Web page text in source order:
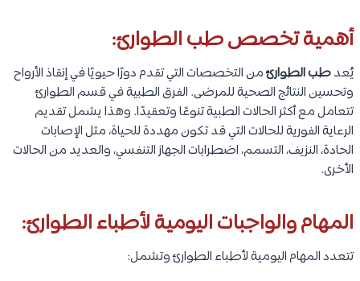
أهمية تخصص طب الطوارئ:
يُعدطب الطوارئمن التخصصات التي تقدم دورًا حيويًا في إنقاذ الأرواح
وتحسين النتائج الصحية للمرضى. الفرق الطبية في قسم الطوارئ
تتعامل مع أكثر الحالات الطبية تنوعًا وتعقيدًا. وهذا يشمل تقديم
الرعاية الفورية للحالات التي قد تكون مهددة للحياة، مثل الإصابات
الحادة، النزيف، التسمم، اضطرابات الجهاز التنفسي، والعديد من الحالات
الأخرى.
المهام والواجبات اليومية لأطباء الطوارئ:
تتعدد المهام اليومية لأطباء الطوارئ وتشمل: